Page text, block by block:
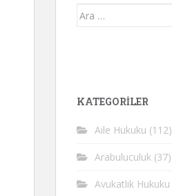
Arama
KATEGORİLER
Aile Hukuku (112)
Arabuluculuk (37)
Avukatlık Hukuku